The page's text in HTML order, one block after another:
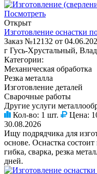
Посмотреть
Открыт
Изготовление оснастки
Заказ №12132 от
г Гусь-Хрустальный,
Категории:
Механическая обработка
Резка металла
Изготовление деталей
Сварочные работы
Другие услуги
Кол-во: 1 шт. Цена:
30.08.2026
Ищу подрядчика для
основе. Оснастка
гибка, сварка, резка
дней.